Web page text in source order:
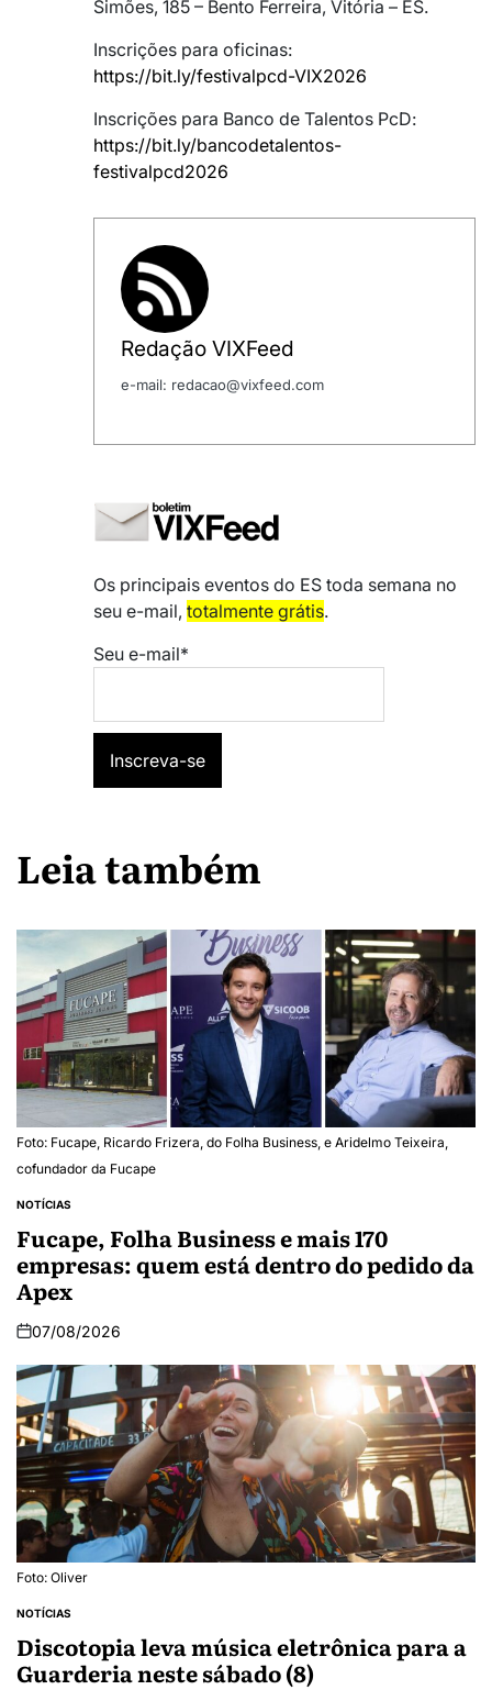
Simões, 185 – Bento Ferreira, Vitória – ES.
Inscrições para oficinas:
https://bit.ly/festivalpcd-VIX2026
Inscrições para Banco de Talentos PcD:
https://bit.ly/bancodetalentos-
festivalpcd2026
Redação VIXFeed
e-mail: redacao@vixfeed.com
Os principais eventos do ES toda semana no
seu e-mail, totalmente grátis.
Seu e-mail*
Leia também
Foto: Fucape, Ricardo Frizera, do Folha Business, e Aridelmo Teixeira,
cofundador da Fucape
NOTÍCIAS
Fucape, Folha Business e mais 170
empresas: quem está dentro do pedido da
Apex
07/08/2026
Foto: Oliver
NOTÍCIAS
Discotopia leva música eletrônica para a
Guarderia neste sábado (8)